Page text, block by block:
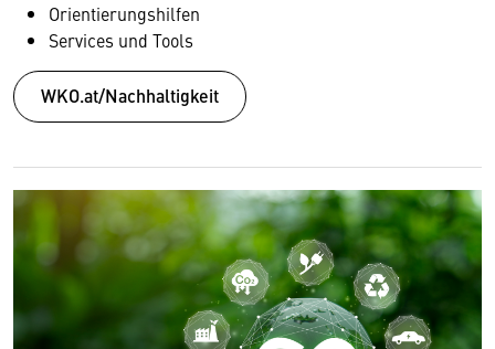
Orientierungshilfen
Services und Tools
WKO.at/Nachhaltigkeit